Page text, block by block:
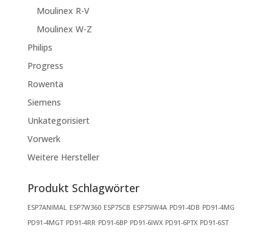
Moulinex R-V
Moulinex W-Z
Philips
Progress
Rowenta
Siemens
Unkategorisiert
Vorwerk
Weitere Hersteller
Produkt Schlagwörter
ESP7ANIMAL ESP7W360 ESP75CB ESP75IW4A PD91-4DB PD91-4MG
PD91-4MGT PD91-4RR PD91-6BP PD91-6IWX PD91-6PTX PD91-6ST